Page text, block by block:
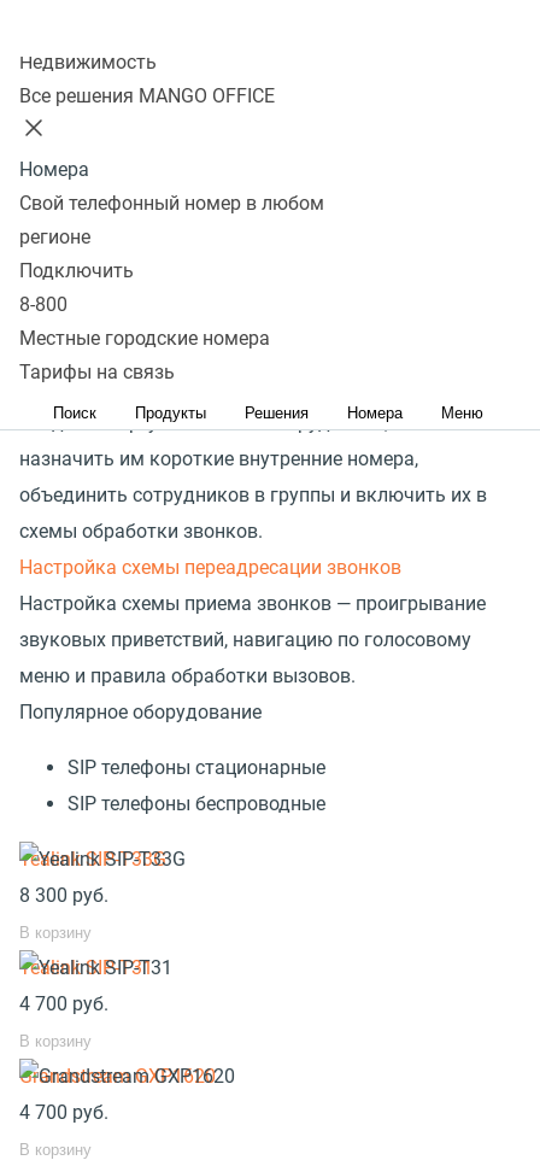
Недвижимость
Все решения MANGO OFFICE
Номера
Свой телефонный номер в любом
регионе
Подключить
8-800
Местные городские номера
Тарифы на связь
Поиск Продукты Решения Номера Меню
Учетная запись SIP нужна для того, чтобы сотрудник
мог совершать и принимать звонки с помощью SIP-
телефона или софтфона
Создание групп сотрудников
Объединив сотрудников в группы, можно будет
назначить группам короткие номера, чтобы
позвонивший клиент мог выбрать нужную ему группу
в голосовом меню
Развернутая настройка ВАТС
Создание сотрудников
Создав в Виртуальной АТС сотрудников, вы сможете
назначить им короткие внутренние номера,
объединить сотрудников в группы и включить их в
схемы обработки звонков.
Настройка схемы переадресации звонков
Настройка схемы приема звонков — проигрывание
звуковых приветствий, навигацию по голосовому
меню и правила обработки вызовов.
Популярное оборудование
SIP телефоны стационарные
SIP телефоны беспроводные
Yealink SIP-T33G
8 300 руб.
В корзину
Yealink SIP-T31
4 700 руб.
В корзину
Grandstream GXP1620
4 700 руб.
В корзину